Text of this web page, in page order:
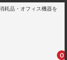
耗品・オフィス機器を
0